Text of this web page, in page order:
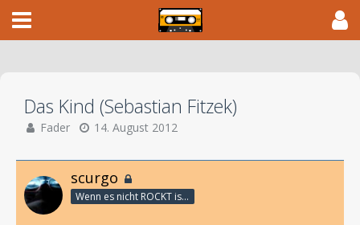
Das Kind (Sebastian Fitzek)
Fader 14. August 2012
scurgo
Wenn es nicht ROCKT is es fürn ARSCH!